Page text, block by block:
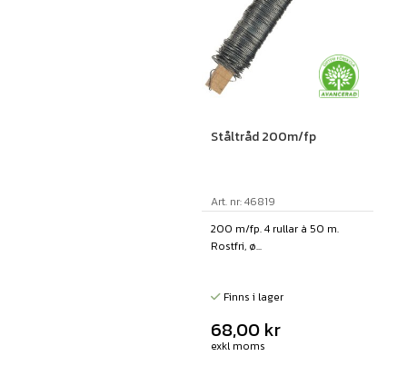
Ståltråd 200m/fp
Art. nr: 46819
200 m/fp. 4 rullar à 50 m.
Rostfri, ø...
Finns i lager
68,00 kr
exkl moms